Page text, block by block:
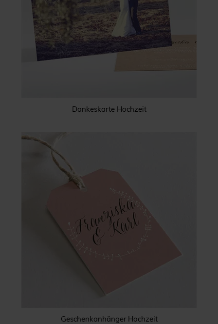
Dankeskarte Hochzeit
Geschenkanhänger Hochzeit